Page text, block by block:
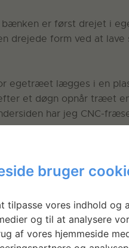
er først drejet i
drejede form ved at lave
egetræet lægges i en
et døgn opnår træet
har jeg CNC-
til udstillingen.
bruger
tilpasse vores indhold og
og til at analysere
af vores hjemmeside